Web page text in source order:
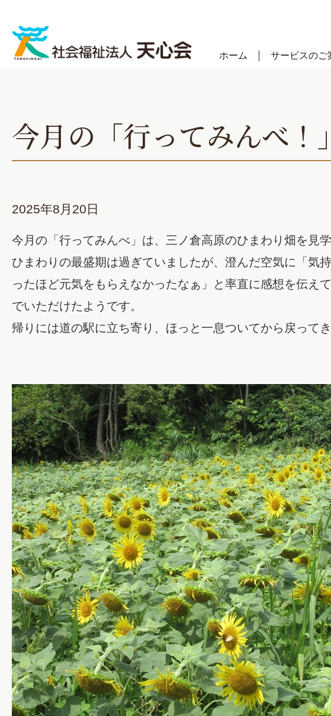
content
ホーム サービスのご
今月の「行ってみんべ！」
2025年8月20日
今月の「行ってみんべ」は、三ノ倉高原のひまわり畑を見学
ひまわりの最盛期は過ぎていましたが、澄んだ空気に「気
ったほど元気をもらえなかったなぁ」と率直に感想を伝え
でいただけたようです。
帰りには道の駅に立ち寄り、ほっと一息ついてから戻ってき